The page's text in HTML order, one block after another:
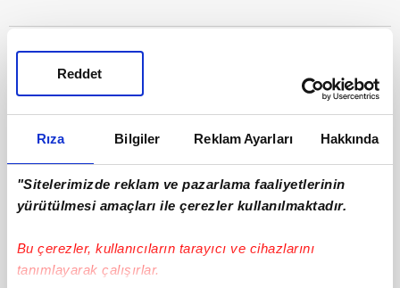
Rıza Bilgiler Reklam Ayarları Hakkında
"Sitelerimizde reklam ve pazarlama faaliyetlerinin
yürütülmesi amaçları ile çerezler kullanılmaktadır.
Bu çerezler, kullanıcıların tarayıcı ve cihazlarını
tanımlayarak çalışırlar.
Reddet